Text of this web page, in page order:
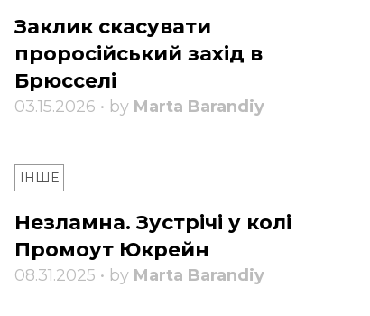
Заклик скасувати
проросійський захід в
Брюсселі
03.15.2026 • by Marta Barandiy
ІНШЕ
Незламна. Зустрічі у колі
Промоут Юкрейн
08.31.2025 • by Marta Barandiy